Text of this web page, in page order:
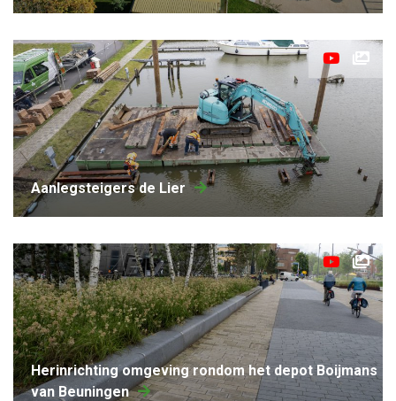
aanlegsteigers de Lier
Herinrichting omgeving rondom het depot Boijmans
van Beuningen